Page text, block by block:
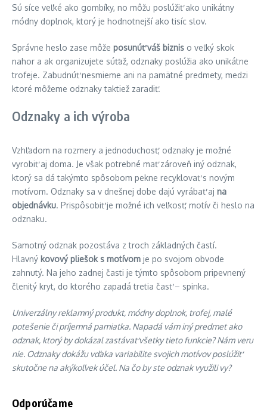
Sú síce veľké ako gombíky, no môžu poslúžiť ako unikátny
módny doplnok, ktorý je hodnotnejší ako tisíc slov.
Správne heslo zase môže posunúť váš biznis o veľký skok
nahor a ak organizujete súťaž, odznaky poslúžia ako unikátne
trofeje. Zabudnúť nesmieme ani na pamätné predmety, medzi
ktoré môžeme odznaky taktiež zaradiť.
Odznaky a ich výroba
Vzhľadom na rozmery a jednoduchosť, odznaky je možné
vyrobiť aj doma. Je však potrebné mať zároveň iný odznak,
ktorý sa dá takýmto spôsobom pekne recyklovať s novým
motívom. Odznaky sa v dnešnej dobe dajú vyrábať aj na
objednávku. Prispôsobiť je možné ich veľkosť, motív či heslo na
odznaku.
Samotný odznak pozostáva z troch základných častí.
Hlavný kovový pliešok s motívom je po svojom obvode
zahnutý. Na jeho zadnej časti je týmto spôsobom pripevnený
členitý kryt, do ktorého zapadá tretia časť – spinka.
Univerzálny reklamný produkt, módny doplnok, trofej, malé
potešenie či príjemná pamiatka. Napadá vám iný predmet ako
odznak, ktorý by dokázal zastávať všetky tieto funkcie? Nám veru
nie. Odznaky dokážu vďaka variabilite svojich motívov poslúžiť
skutočne na akýkoľvek účel. Na čo by ste odznak využili vy?
Odporúčame